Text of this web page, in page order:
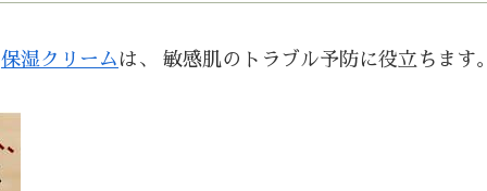
保湿クリーム は、 敏感肌のトラブル予防に役立ちます。